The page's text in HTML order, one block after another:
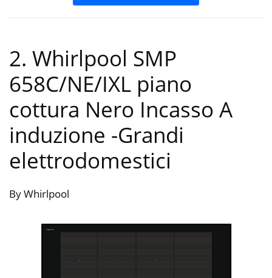
2. Whirlpool SMP
658C/NE/IXL piano
cottura Nero Incasso A
induzione -Grandi
elettrodomestici
By Whirlpool